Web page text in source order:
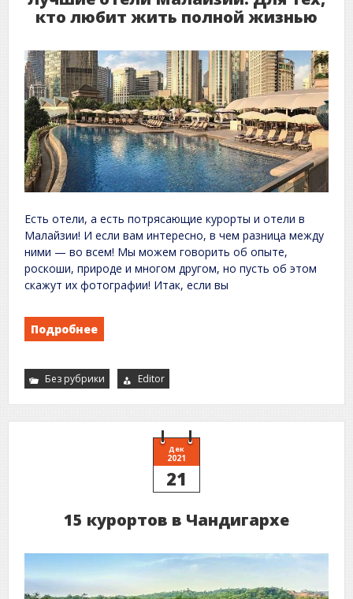
кто любит жить полной жизнью
Есть отели, а есть потрясающие курорты и отели в
Малайзии! И если вам интересно, в чем разница между
ними — во всем! Мы можем говорить об опыте,
роскоши, природе и многом другом, но пусть об этом
скажут их фотографии! Итак, если вы
Подробнее
Без рубрики Editor
Дек
2021
21
15 курортов в Чандигархе